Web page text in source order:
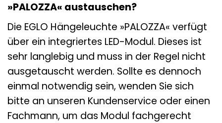
»PALOZZA« austauschen?
Die EGLO Hängeleuchte »PALOZZA« verfügt
über ein integriertes LED-Modul. Dieses ist
sehr langlebig und muss in der Regel nicht
ausgetauscht werden. Sollte es dennoch
einmal notwendig sein, wenden Sie sich
bitte an unseren Kundenservice oder einen
Fachmann, um das Modul fachgerecht